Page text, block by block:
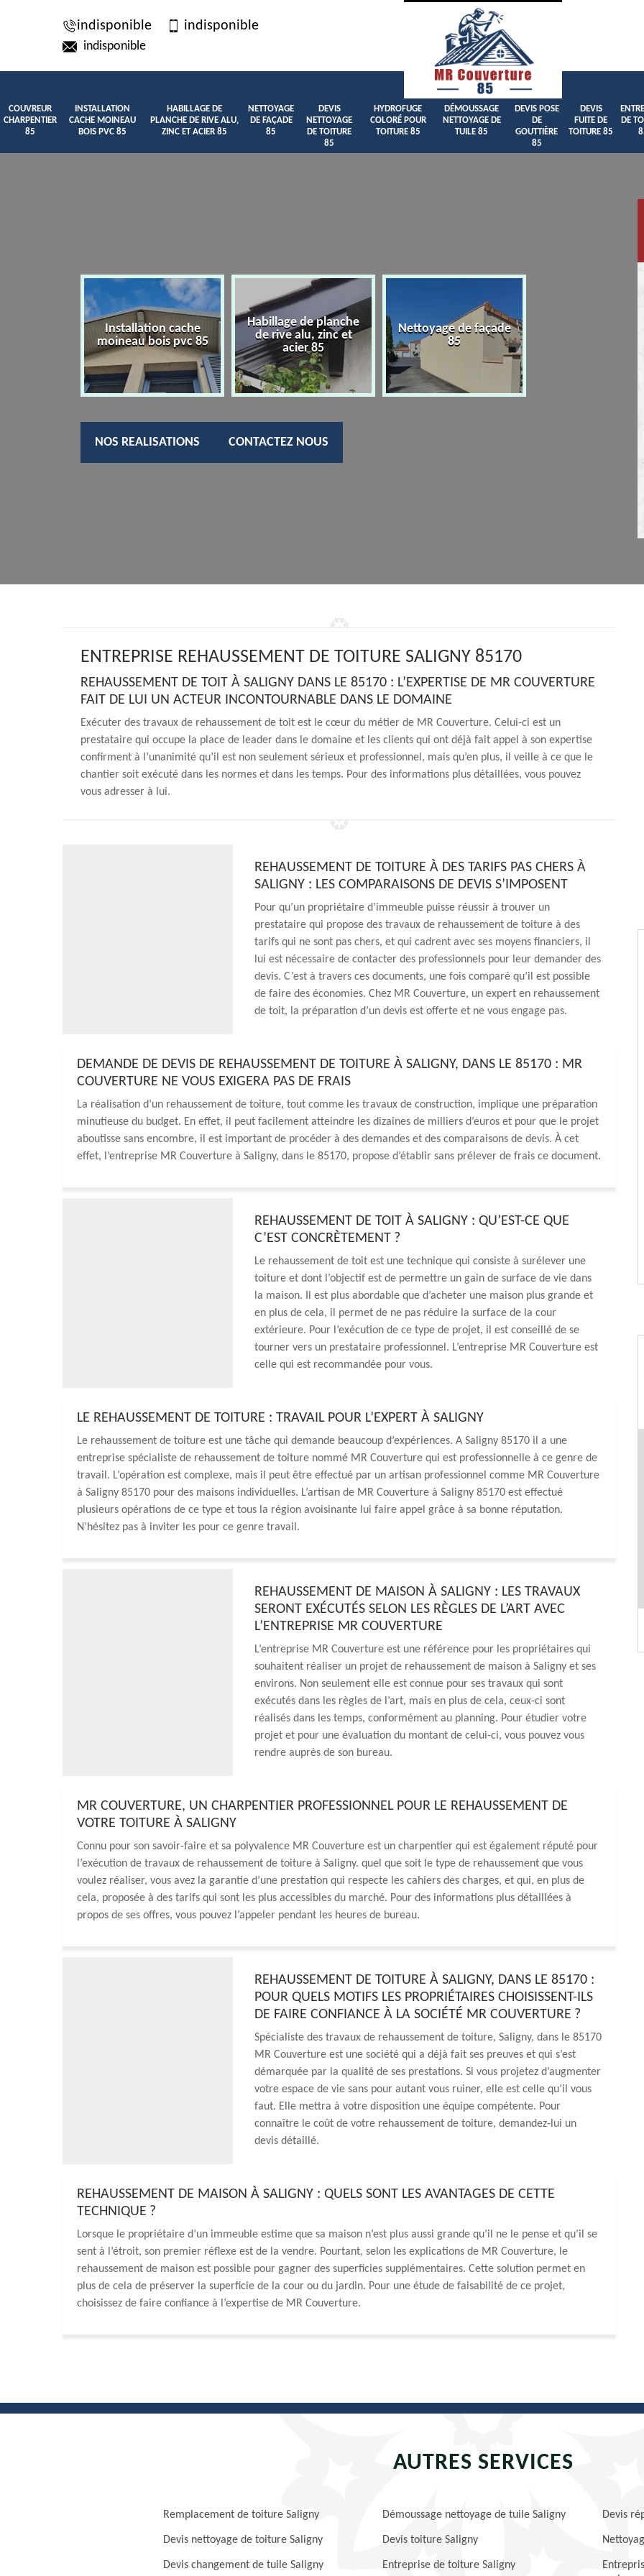
indisponible indisponible
indisponible
COUVREUR
CHARPENTIER
85
INSTALLATION
CACHE MOINEAU
BOIS PVC 85
HABILLAGE DE
PLANCHE DE RIVE ALU,
ZINC ET ACIER 85
NETTOYAGE
DE FAÇADE
85
DEVIS
NETTOYAGE
DE TOITURE
85
HYDROFUGE
COLORÉ POUR
TOITURE 85
DÉMOUSSAGE
NETTOYAGE DE
TUILE 85
DEVIS POSE
DE
GOUTTIÈRE
85
DEVIS
FUITE DE
TOITURE 85
DE
Installation cache
moineau bois pvc 85
Habillage de planche
de rive alu, zinc et
acier 85
Nettoyage de façade
85
Devis nettoyage
NOS REALISATIONS CONTACTEZ NOUS
ENTREPRISE REHAUSSEMENT DE TOITURE SALIGNY 85170
REHAUSSEMENT DE TOIT À SALIGNY DANS LE 85170 : L’EXPERTISE DE MR COUVERTURE
FAIT DE LUI UN ACTEUR INCONTOURNABLE DANS LE DOMAINE
Exécuter des travaux de rehaussement de toit est le cœur du métier de MR Couverture. Celui-ci est un
prestataire qui occupe la place de leader dans le domaine et les clients qui ont déjà fait appel à son expertise
confirment à l’unanimité qu’il est non seulement sérieux et professionnel, mais qu’en plus, il veille à ce que le
chantier soit exécuté dans les normes et dans les temps. Pour des informations plus détaillées, vous pouvez
vous adresser à lui.
REHAUSSEMENT DE TOITURE À DES TARIFS PAS CHERS À
SALIGNY : LES COMPARAISONS DE DEVIS S’IMPOSENT
Pour qu’un propriétaire d’immeuble puisse réussir à trouver un
prestataire qui propose des travaux de rehaussement de toiture à des
tarifs qui ne sont pas chers, et qui cadrent avec ses moyens financiers, il
lui est nécessaire de contacter des professionnels pour leur demander des
devis. C’est à travers ces documents, une fois comparé qu’il est possible
de faire des économies. Chez MR Couverture, un expert en rehaussement
de toit, la préparation d’un devis est offerte et ne vous engage pas.
DEMANDE DE DEVIS DE REHAUSSEMENT DE TOITURE À SALIGNY, DANS LE 85170 : MR
COUVERTURE NE VOUS EXIGERA PAS DE FRAIS
La réalisation d’un rehaussement de toiture, tout comme les travaux de construction, implique une préparation
minutieuse du budget. En effet, il peut facilement atteindre les dizaines de milliers d’euros et pour que le projet
aboutisse sans encombre, il est important de procéder à des demandes et des comparaisons de devis. À cet
effet, l’entreprise MR Couverture à Saligny, dans le 85170, propose d’établir sans prélever de frais ce document.
REHAUSSEMENT DE TOIT À SALIGNY : QU’EST-CE QUE
C’EST CONCRÈTEMENT ?
Le rehaussement de toit est une technique qui consiste à surélever une
toiture et dont l’objectif est de permettre un gain de surface de vie dans
la maison. Il est plus abordable que d’acheter une maison plus grande et
en plus de cela, il permet de ne pas réduire la surface de la cour
extérieure. Pour l’exécution de ce type de projet, il est conseillé de se
tourner vers un prestataire professionnel. L’entreprise MR Couverture est
celle qui est recommandée pour vous.
LE REHAUSSEMENT DE TOITURE : TRAVAIL POUR L’EXPERT À SALIGNY
Le rehaussement de toiture est une tâche qui demande beaucoup d’expériences. A Saligny 85170 il a une
entreprise spécialiste de rehaussement de toiture nommé MR Couverture qui est professionnelle à ce genre de
travail. L’opération est complexe, mais il peut être effectué par un artisan professionnel comme MR Couverture
à Saligny 85170 pour des maisons individuelles. L’artisan de MR Couverture à Saligny 85170 est effectué
plusieurs opérations de ce type et tous la région avoisinante lui faire appel grâce à sa bonne réputation.
N’hésitez pas à inviter les pour ce genre travail.
REHAUSSEMENT DE MAISON À SALIGNY : LES TRAVAUX
SERONT EXÉCUTÉS SELON LES RÈGLES DE L’ART AVEC
L’ENTREPRISE MR COUVERTURE
L’entreprise MR Couverture est une référence pour les propriétaires qui
souhaitent réaliser un projet de rehaussement de maison à Saligny et ses
environs. Non seulement elle est connue pour ses travaux qui sont
exécutés dans les règles de l’art, mais en plus de cela, ceux-ci sont
réalisés dans les temps, conformément au planning. Pour étudier votre
projet et pour une évaluation du montant de celui-ci, vous pouvez vous
rendre auprès de son bureau.
MR COUVERTURE, UN CHARPENTIER PROFESSIONNEL POUR LE REHAUSSEMENT DE
VOTRE TOITURE À SALIGNY
Connu pour son savoir-faire et sa polyvalence MR Couverture est un charpentier qui est également réputé pour
l’exécution de travaux de rehaussement de toiture à Saligny. quel que soit le type de rehaussement que vous
voulez réaliser, vous avez la garantie d’une prestation qui respecte les cahiers des charges, et qui, en plus de
cela, proposée à des tarifs qui sont les plus accessibles du marché. Pour des informations plus détaillées à
propos de ses offres, vous pouvez l’appeler pendant les heures de bureau.
REHAUSSEMENT DE TOITURE À SALIGNY, DANS LE 85170 :
POUR QUELS MOTIFS LES PROPRIÉTAIRES CHOISISSENT-ILS
DE FAIRE CONFIANCE À LA SOCIÉTÉ MR COUVERTURE ?
Spécialiste des travaux de rehaussement de toiture, Saligny, dans le 85170
MR Couverture est une société qui a déjà fait ses preuves et qui s’est
démarquée par la qualité de ses prestations. Si vous projetez d’augmenter
votre espace de vie sans pour autant vous ruiner, elle est celle qu’il vous
faut. Elle mettra à votre disposition une équipe compétente. Pour
connaître le coût de votre rehaussement de toiture, demandez-lui un
devis détaillé.
REHAUSSEMENT DE MAISON À SALIGNY : QUELS SONT LES AVANTAGES DE CETTE
TECHNIQUE ?
Lorsque le propriétaire d’un immeuble estime que sa maison n’est plus aussi grande qu’il ne le pense et qu’il se
sent à l’étroit, son premier réflexe est de la vendre. Pourtant, selon les explications de MR Couverture, le
rehaussement de maison est possible pour gagner des superficies supplémentaires. Cette solution permet en
plus de cela de préserver la superficie de la cour ou du jardin. Pour une étude de faisabilité de ce projet,
choisissez de faire confiance à l’expertise de MR Couverture.
AUTRES SERVICES
Remplacement de toiture Saligny
Devis nettoyage de toiture Saligny
Devis changement de tuile Saligny
Démoussage nettoyage de tuile Saligny
Devis toiture Saligny
Entreprise de toiture Saligny
Devis